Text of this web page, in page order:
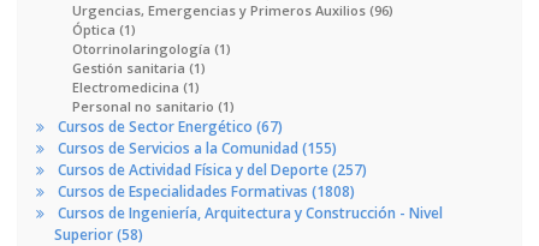
Urgencias, Emergencias y Primeros Auxilios (96)
Óptica (1)
Otorrinolaringología (1)
Gestión sanitaria (1)
Electromedicina (1)
Personal no sanitario (1)
Cursos de Sector Energético (67)
Cursos de Servicios a la Comunidad (155)
Cursos de Actividad Física y del Deporte (257)
Cursos de Especialidades Formativas (1808)
Cursos de Ingeniería, Arquitectura y Construcción - Nivel
Superior (58)